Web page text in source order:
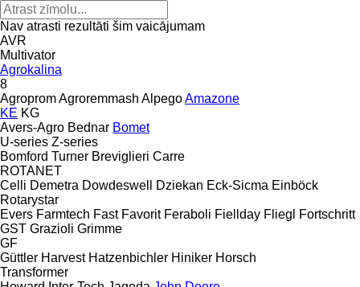
Nav atrasti rezultāti šim vaicājumam
AVR
Multivator
Agrokalina
8
AgropromAgroremmash AlpegoAmazone
KE KG
Avers-Agro Bednar Bomet
U-series Z-series
Bomford Turner Breviglieri Carre
ROTANET
Celli Demetra Dowdeswell Dziekan Eck-Sicma Einböck
Rotarystar
Evers Farmtech Fast Favorit Feraboli Fiellday Fliegl
Fortschritt
GST Grazioli Grimme
GF
Güttler Harvest Hatzenbichler Hiniker Horsch
Transformer